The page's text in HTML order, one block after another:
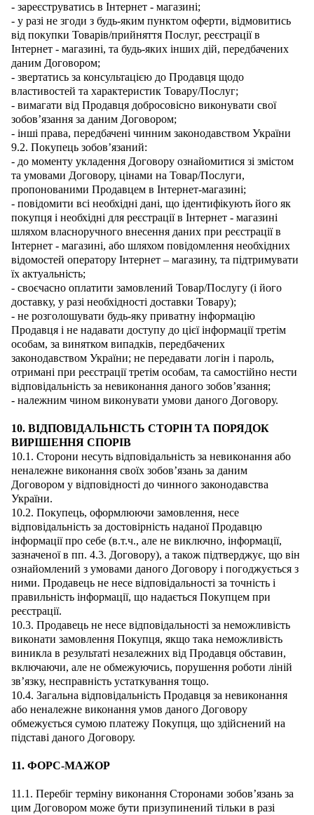
- зареєструватись в Інтернет - магазині;
- у разі не згоди з будь-яким пунктом оферти, відмовитись
від покупки Товарів/прийняття Послуг, реєстрації в
Інтернет - магазині, та будь-яких інших дій, передбачених
даним Договором;
- звертатись за консультацією до Продавця щодо
властивостей та характеристик Товару/Послуг;
- вимагати від Продавця добросовісно виконувати свої
зобов’язання за даним Договором;
- інші права, передбачені чинним законодавством України
9.2. Покупець зобов’язаний:
- до моменту укладення Договору ознайомитися зі змістом
та умовами Договору, цінами на Товар/Послуги,
пропонованими Продавцем в Інтернет-магазині;
- повідомити всі необхідні дані, що ідентифікують його як
покупця і необхідні для реєстрації в Інтернет - магазині
шляхом власноручного внесення даних при реєстрації в
Інтернет - магазині, або шляхом повідомлення необхідних
відомостей оператору Інтернет – магазину, та підтримувати
їх актуальність;
- своєчасно оплатити замовлений Товар/Послугу (і його
доставку, у разі необхідності доставки Товару);
- не розголошувати будь-яку приватну інформацію
Продавця і не надавати доступу до цієї інформації третім
особам, за винятком випадків, передбачених
законодавством України; не передавати логін і пароль,
отримані при реєстрації третім особам, та самостійно нести
відповідальність за невиконання даного зобов’язання;
- належним чином виконувати умови даного Договору.
10. ВІДПОВІДАЛЬНІСТЬ СТОРІН ТА ПОРЯДОК
ВИРІШЕННЯ СПОРІВ
10.1. Сторони несуть відповідальність за невиконання або
неналежне виконання своїх зобов’язань за даним
Договором у відповідності до чинного законодавства
України.
10.2. Покупець, оформлюючи замовлення, несе
відповідальність за достовірність наданої Продавцю
інформації про себе (в.т.ч., але не виключно, інформації,
зазначеної в пп. 4.3. Договору), а також підтверджує, що він
ознайомлений з умовами даного Договору і погоджується з
ними. Продавець не несе відповідальності за точність і
правильність інформації, що надається Покупцем при
реєстрації.
10.3. Продавець не несе відповідальності за неможливість
виконати замовлення Покупця, якщо така неможливість
виникла в результаті незалежних від Продавця обставин,
включаючи, але не обмежуючись, порушення роботи ліній
зв’язку, несправність устаткування тощо.
10.4. Загальна відповідальність Продавця за невиконання
або неналежне виконання умов даного Договору
обмежується сумою платежу Покупця, що здійснений на
підставі даного Договору.
11. ФОРС-МАЖОР
11.1. Перебіг терміну виконання Сторонами зобов’язань за
цим Договором може бути призупинений тільки в разі